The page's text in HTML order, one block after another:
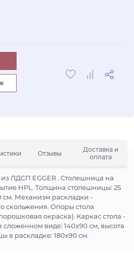
Отзывы
Доставка и
оплата
ЛДСП EGGER . Столешница на
HPL. Толщина столешницы: 25
Механизм раскладки -
скольжения. Опоры стола
окраска). Каркас стола -
сложенном виде: 140х90 см, высота
в раскладке: 180х90 см.